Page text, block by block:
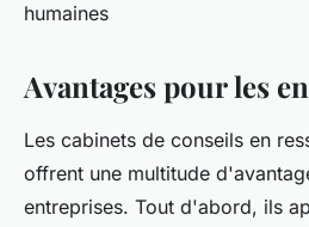
humaines
Avantages pour les
Les cabinets de conseils en
offrent une multitude
entreprises. Tout d'abord, ils